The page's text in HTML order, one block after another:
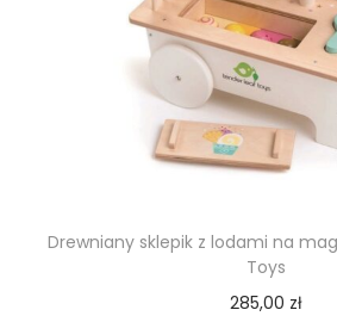
Drewniany sklepik z lodami na
Toys
285,00 zł